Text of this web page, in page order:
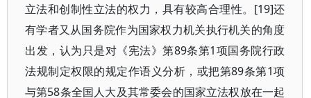
立法和创制性立法的权力，具有较高合理性。[19]还
有学者又从国务院作为国家权力机关执行机关的角度
出发，认为只是对《宪法》第89条第1项国务院行政
法规制定权限的规定作语义分析，或把第89条第1项
与第58条全国人大及其常委会的国家立法权放在一起